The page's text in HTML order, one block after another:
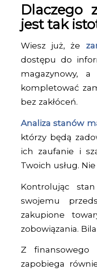
Dlaczego
jest tak
Wiesz już, że
dostępu do
magazynowy,
kompletować
bez zakłóceń.
Analiza stanów
którzy będą
ich zaufanie i
Twoich usług.
Kontrolując
swojemu
zakupione
zobowiązania.
Z finansowego
zapobiega